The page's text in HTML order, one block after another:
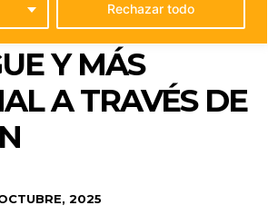
Rechazar todo
EN EL
Y MÁS
A TRAVÉS DE
2025